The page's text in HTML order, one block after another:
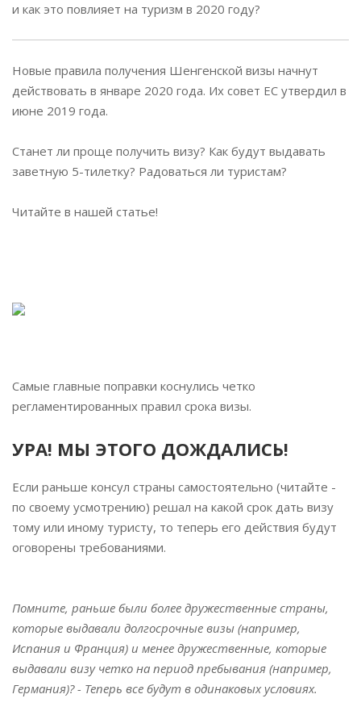
и как это повлияет на туризм в 2020 году?
Новые правила получения Шенгенской визы начнут
действовать в январе 2020 года. Их совет ЕС утвердил в
июне 2019 года.
Станет ли проще получить визу? Как будут выдавать
заветную 5-тилетку? Радоваться ли туристам?
Читайте в нашей статье!
Самые главные поправки коснулись четко
регламентированных правил срока визы.
УРА! МЫ ЭТОГО ДОЖДАЛИСЬ!
Если раньше консул страны самостоятельно (читайте -
по своему усмотрению) решал на какой срок дать визу
тому или иному туристу, то теперь его действия будут
оговорены требованиями.
Помните, раньше были более дружественные страны,
которые выдавали долгосрочные визы (например,
Испания и Франция) и менее дружественные, которые
выдавали визу четко на период пребывания (например,
Германия)? - Теперь все будут в одинаковых условиях.